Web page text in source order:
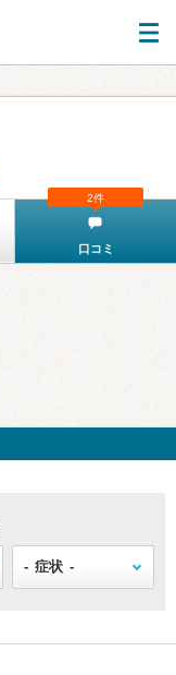
口コミ
2件